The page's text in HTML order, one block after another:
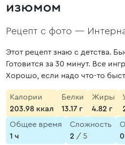
изюмом
Рецепт с фото —
Этот рецепт знаю с детства.
Готовится за 30 минут. Все
Хорошо, если надо что-то
Калории
203.98 ккал
Белки
13.17 г
Жиры
4.82 г
Общее время
1 ч
Сложность
2 / 5
0